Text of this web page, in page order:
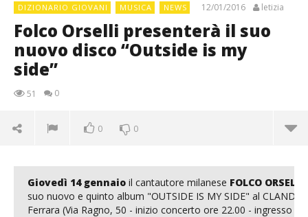
DIZIONARIO GIOVANI MUSICA NEWS 12/01/2016 letizia
Folco Orselli presenterà il suo
nuovo disco “Outside is my
side”
51 0
0 0
Giovedì 14 gennaio il cantautore milanese FOLCO ORSELLI
suo nuovo e quinto album "OUTSIDE IS MY SIDE" al
Ferrara (Via Ragno, 50 - inizio concerto ore 22.00 - ingresso